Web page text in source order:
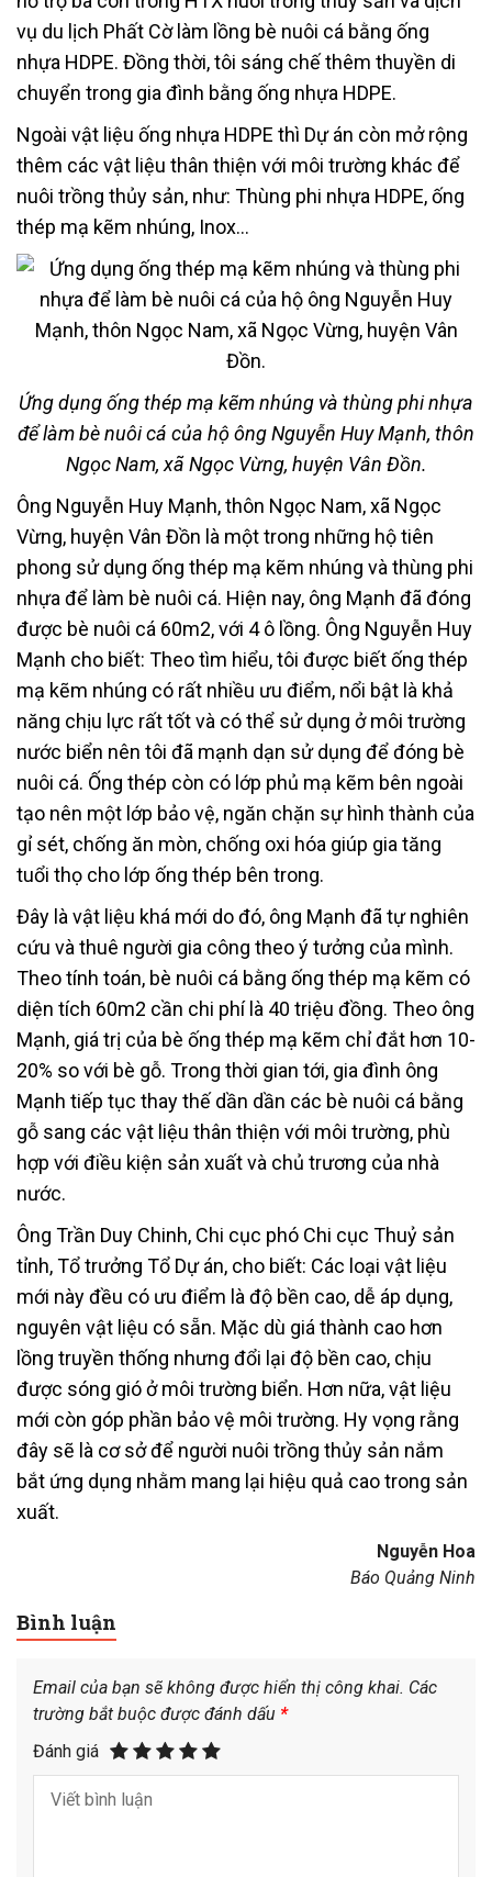
vụ du lịch Phất Cờ làm lồng bè nuôi cá bằng ống
nhựa HDPE. Đồng thời, tôi sáng chế thêm thuyền di
chuyển trong gia đình bằng ống nhựa HDPE.
Ngoài vật liệu ống nhựa HDPE thì Dự án còn mở rộng
thêm các vật liệu thân thiện với môi trường khác để
nuôi trồng thủy sản, như: Thùng phi nhựa HDPE, ống
thép mạ kẽm nhúng, Inox…
Ứng dụng ống thép mạ kẽm nhúng và thùng phi nhựa
để làm bè nuôi cá của hộ ông Nguyễn Huy Mạnh, thôn
Ngọc Nam, xã Ngọc Vừng, huyện Vân Đồn.
Ông Nguyễn Huy Mạnh, thôn Ngọc Nam, xã Ngọc
Vừng, huyện Vân Đồn là một trong những hộ tiên
phong sử dụng ống thép mạ kẽm nhúng và thùng phi
nhựa để làm bè nuôi cá. Hiện nay, ông Mạnh đã đóng
được bè nuôi cá 60m2, với 4 ô lồng. Ông Nguyễn Huy
Mạnh cho biết: Theo tìm hiểu, tôi được biết ống thép
mạ kẽm nhúng có rất nhiều ưu điểm, nổi bật là khả
năng chịu lực rất tốt và có thể sử dụng ở môi trường
nước biển nên tôi đã mạnh dạn sử dụng để đóng bè
nuôi cá. Ống thép còn có lớp phủ mạ kẽm bên ngoài
tạo nên một lớp bảo vệ, ngăn chặn sự hình thành của
gỉ sét, chống ăn mòn, chống oxi hóa giúp gia tăng
tuổi thọ cho lớp ống thép bên trong.
Đây là vật liệu khá mới do đó, ông Mạnh đã tự nghiên
cứu và thuê người gia công theo ý tưởng của mình.
Theo tính toán, bè nuôi cá bằng ống thép mạ kẽm có
diện tích 60m2 cần chi phí là 40 triệu đồng. Theo ông
Mạnh, giá trị của bè ống thép mạ kẽm chỉ đắt hơn 10-
20% so với bè gỗ. Trong thời gian tới, gia đình ông
Mạnh tiếp tục thay thế dần dần các bè nuôi cá bằng
gỗ sang các vật liệu thân thiện với môi trường, phù
hợp với điều kiện sản xuất và chủ trương của nhà
nước.
Ông Trần Duy Chinh, Chi cục phó Chi cục Thuỷ sản
tỉnh, Tổ trưởng Tổ Dự án, cho biết: Các loại vật liệu
mới này đều có ưu điểm là độ bền cao, dễ áp dụng,
nguyên vật liệu có sẵn. Mặc dù giá thành cao hơn
lồng truyền thống nhưng đổi lại độ bền cao, chịu
được sóng gió ở môi trường biển. Hơn nữa, vật liệu
mới còn góp phần bảo vệ môi trường. Hy vọng rằng
đây sẽ là cơ sở để người nuôi trồng thủy sản nắm
bắt ứng dụng nhằm mang lại hiệu quả cao trong sản
xuất.
Nguyễn Hoa
Báo Quảng Ninh
Bình luận
Email của bạn sẽ không được hiển thị công khai. Các
trường bắt buộc được đánh dấu *
Đánh giá